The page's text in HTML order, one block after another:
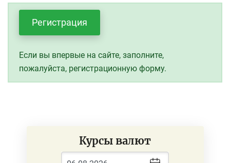
Регистрация
Если вы впервые на сайте, заполните,
пожалуйста, регистрационную форму.
Курсы валют